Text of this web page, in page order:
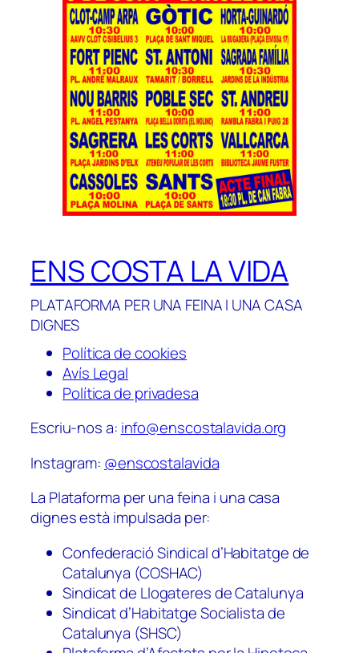
ENS COSTA LA VIDA
PLATAFORMA PER UNA FEINA I UNA CASA
DIGNES
Política de cookies
Avís Legal
Política de privadesa
Escriu-nos a: info@enscostalavida.org
Instagram: @enscostalavida
La Plataforma per una feina i una casa
dignes està impulsada per:
Confederació Sindical d’Habitatge de
Catalunya (COSHAC)
Sindicat de Llogateres de Catalunya
Sindicat d’Habitatge Socialista de
Catalunya (SHSC)